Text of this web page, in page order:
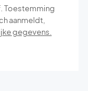
Toestemming
aanmeldt,
gegevens.